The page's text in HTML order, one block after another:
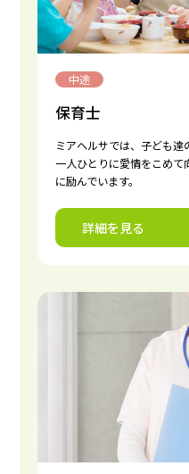
中途
保育士
ミアヘルサでは、子ども達
一人ひとりに愛情をこめて
に励んでいます。
詳細を見る